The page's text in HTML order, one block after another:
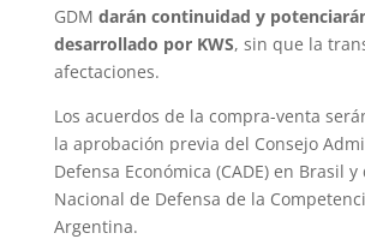
GDM darán continuidad y
desarrollado por KWS, sin que la
afectaciones.
Los acuerdos de la compra-venta
la aprobación previa del Consejo
Defensa Económica (CADE) en Brasil
Nacional de Defensa de la
Argentina.